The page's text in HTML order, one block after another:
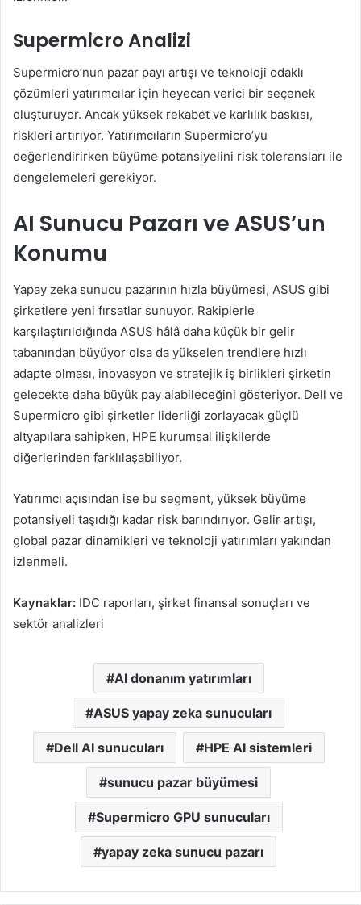
Supermicro Analizi
Supermicro’nun pazar payı artışı ve teknoloji odaklı
çözümleri yatırımcılar için heyecan verici bir seçenek
oluşturuyor. Ancak yüksek rekabet ve karlılık baskısı,
riskleri artırıyor. Yatırımcıların Supermicro’yu
değerlendirirken büyüme potansiyelini risk toleransları ile
dengelemeleri gerekiyor.
AI Sunucu Pazarı ve ASUS’un
Konumu
Yapay zeka sunucu pazarının hızla büyümesi, ASUS gibi
şirketlere yeni fırsatlar sunuyor. Rakiplerle
karşılaştırıldığında ASUS hâlâ daha küçük bir gelir
tabanından büyüyor olsa da yükselen trendlere hızlı
adapte olması, inovasyon ve stratejik iş birlikleri şirketin
gelecekte daha büyük pay alabileceğini gösteriyor. Dell ve
Supermicro gibi şirketler liderliği zorlayacak güçlü
altyapılara sahipken, HPE kurumsal ilişkilerde
diğerlerinden farklılaşabiliyor.
Yatırımcı açısından ise bu segment, yüksek büyüme
potansiyeli taşıdığı kadar risk barındırıyor. Gelir artışı,
global pazar dinamikleri ve teknoloji yatırımları yakından
izlenmeli.
Kaynaklar: IDC raporları, şirket finansal sonuçları ve
sektör analizleri
AI donanım yatırımları
ASUS yapay zeka sunucuları
Dell AI sunucuları HPE AI sistemleri
sunucu pazar büyümesi
Supermicro GPU sunucuları
yapay zeka sunucu pazarı